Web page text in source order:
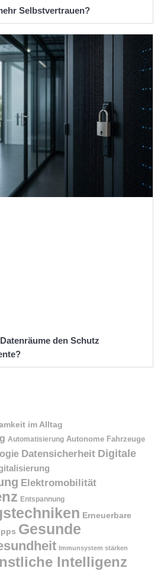
Selbstvertrauen?
den Schutz
im Alltag
Automatisierung Autonome Fahrzeuge
Datensicherheit Digitale
Elektromobilität
Entspannung
Erneuerbare
Gesunde
Immunsystem stärken
Intelligenz